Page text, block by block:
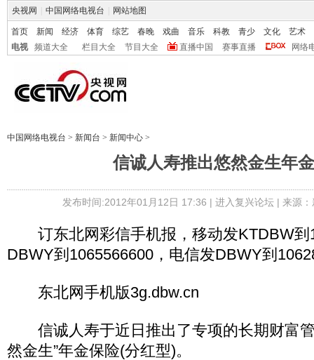
央视网 中国网络电视台 网站地图
首页 新闻 经济 体育 综艺 春晚 戏曲 音乐 科教 青少 文化
艺术
电视
频道大全 栏目大全 节目大全 直播中国 赛事直播 网络
中国网络电视台 > 新闻台 > 新闻中心 >
信诚人寿推出悠然金生年
发布时间:2012年01月12日 17:36 | 进入复兴论坛| 来源
订东北网彩信手机报，移动发KTDBW到
DBWY到1065566600，电信发DBWY到
东北网手机版3g.dbw.cn
信诚人寿于近日推出了专项的长期财富
然金生”年金保险(分红型)。